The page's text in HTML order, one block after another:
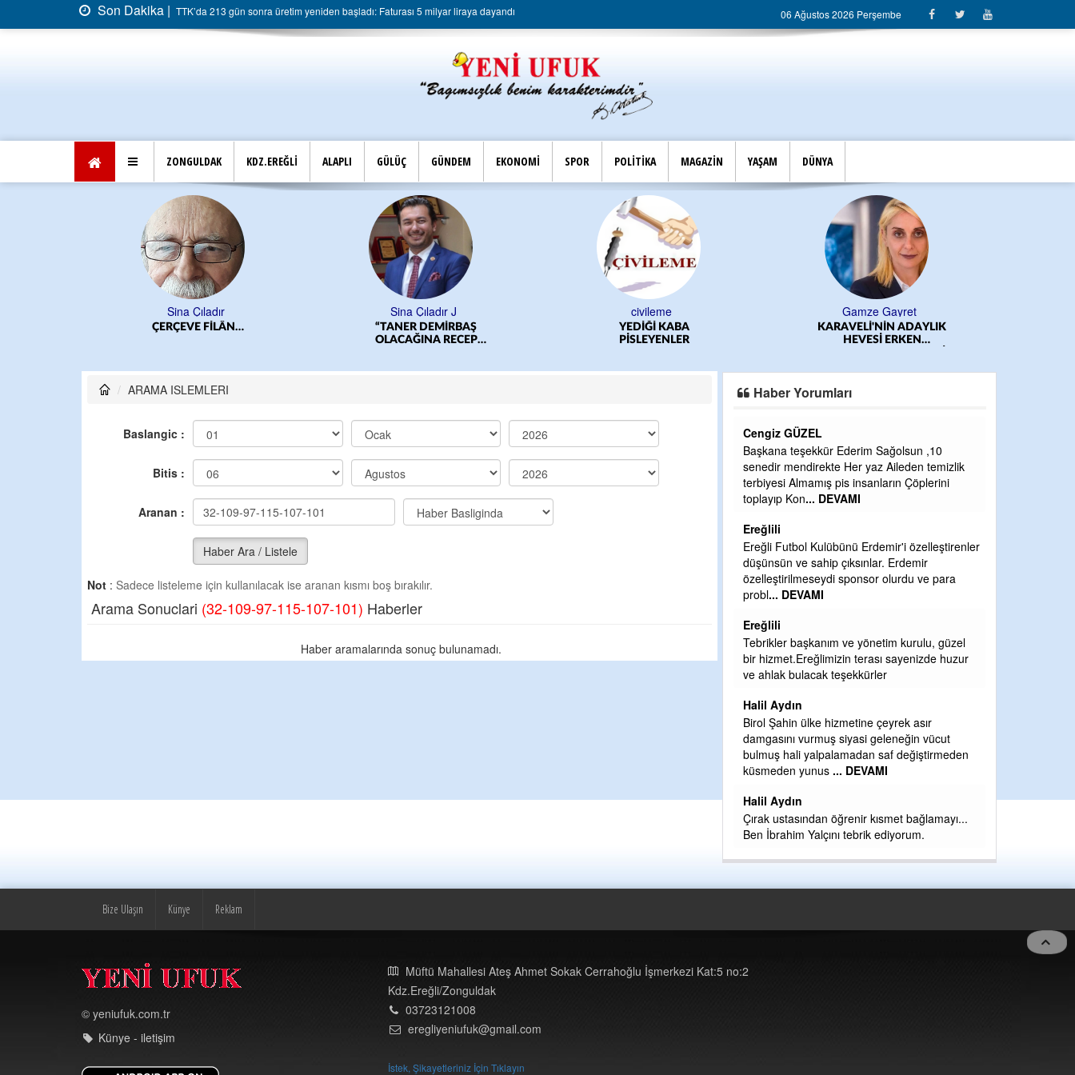
Son Dakika | TTK’da 213 gün sonra üretim yeniden başladı: Faturası 5 milyar liraya dayandı 06 Ağustos 2026 Perşembe
ZONGULDAK KDZ.EREĞLİ ALAPLI GÜLÜÇ GÜNDEM EKONOMİ SPOR POLİTİKA MAGAZİN YAŞAM DÜNYA
Sina Çıladır
ÇERÇEVE FİLÂN…
Sina Çıladır J
“TANER DEMİRBAŞ
OLACAĞINA RECEP
civileme
YEDİĞİ KABA
PİSLEYENLER
Gamze Gayret
KARAVELİ'NİN ADAYLIK
HEVESİ ERKEN
ARAMA ISLEMLERI
Baslangic :
Bitis :
Aranan :
Haber Ara / Listele
Not : Sadece listeleme için kullanılacak ise aranan kısmı boş bırakılır.
Arama Sonuclari (32-109-97-115-107-101) Haberler
Haber aramalarında sonuç bulunamadı.
Haber Yorumları
Cengiz GÜZEL
Başkana teşekkür Ederim Sağolsun ,10
senedir mendirekte Her yaz Aileden temizlik
terbiyesi Almamış pis insanların Çöplerini
toplayıp Kon... DEVAMI
Ereğlili
Ereğli Futbol Kulübünü Erdemir'i özelleştirenler
düşünsün ve sahip çıksınlar. Erdemir
özelleştirilmeseydi sponsor olurdu ve para
probl... DEVAMI
Ereğlili
Tebrikler başkanım ve yönetim kurulu, güzel
bir hizmet.Ereğlimizin terası sayenizde huzur
ve ahlak bulacak teşekkürler
Halil Aydın
Birol Şahin ülke hizmetine çeyrek asır
damgasını vurmuş siyasi geleneğin vücut
bulmuş hali yalpalamadan saf değiştirmeden
küsmeden yunus ... DEVAMI
Halil Aydın
Çırak ustasından öğrenir kısmet bağlamayı...
Ben İbrahim Yalçını tebrik ediyorum.
Bize Ulaşın Künye Reklam
© yeniufuk.com.tr
Künye - iletişim
Müftü Mahallesi Ateş Ahmet Sokak Cerrahoğlu İşmerkezi Kat:5 no:2
Kdz.Ereğli/Zonguldak
03723121008
eregliyeniufuk@gmail.com
İstek, Şikayetleriniz İçin Tıklayın